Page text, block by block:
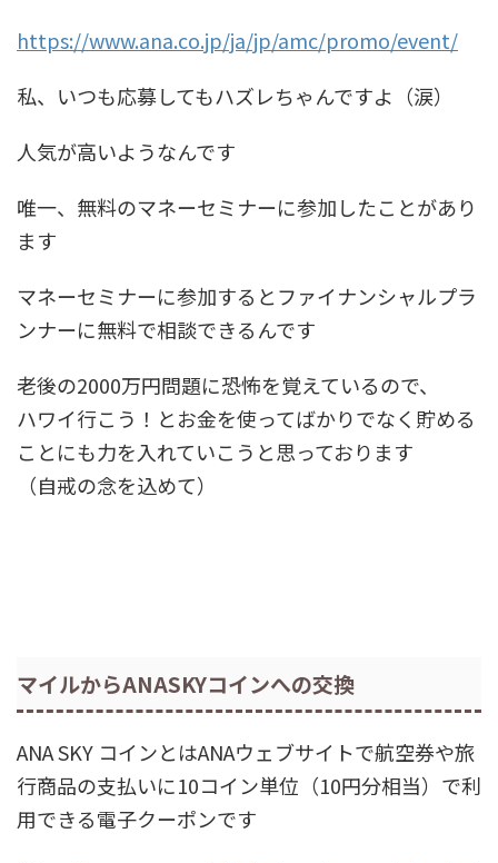
https://www.ana.co.jp/ja/jp/amc/promo/event/
私、いつも応募してもハズレちゃんですよ（涙）
人気が高いようなんです
唯一、無料のマネーセミナーに参加したことがあり
ます
マネーセミナーに参加するとファイナンシャルプラ
ンナーに無料で相談できるんです
老後の2000万円問題に恐怖を覚えているので、
ハワイ行こう！とお金を使ってばかりでなく貯める
ことにも力を入れていこうと思っております
（自戒の念を込めて）
マイルからANASKYコインへの交換
ANA SKY コインとはANAウェブサイトで航空券や旅
行商品の支払いに10コイン単位（10円分相当）で利
用できる電子クーポンです